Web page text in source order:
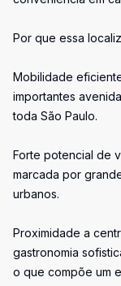
Por que essa
Mobilidade
importantes
toda São Paulo.
Forte potencial de
marcada por
urbanos.
Proximidade a
gastronomia
o que compõe um